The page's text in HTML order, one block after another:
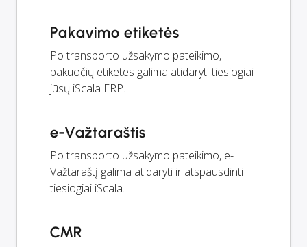
Pakavimo etiketės
Po transporto užsakymo pateikimo,
pakuočių etiketes galima atidaryti tiesiogiai
jūsų iScala ERP.
e-Važtaraštis
Po transporto užsakymo pateikimo, e-
Važtaraštį galima atidaryti ir atspausdinti
tiesiogiai iScala.
CMR